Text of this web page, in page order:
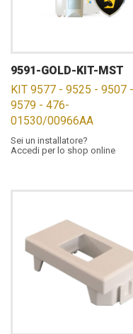
9591-GOLD-KIT-MST
KIT 9577 - 9525 - 9507 -
9579 - 476-
01530/00966AA
Sei un installatore?
Accedi per lo shop online